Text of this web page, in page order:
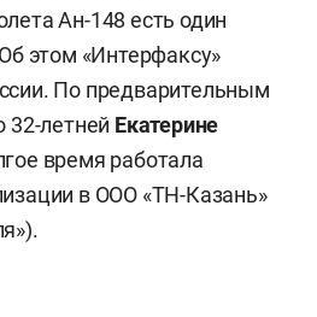
Ан-148 есть один
этом «Интерфаксу»
По предварительным
32-летней Екатерине
время работала
в ООО «ТН-Казань»